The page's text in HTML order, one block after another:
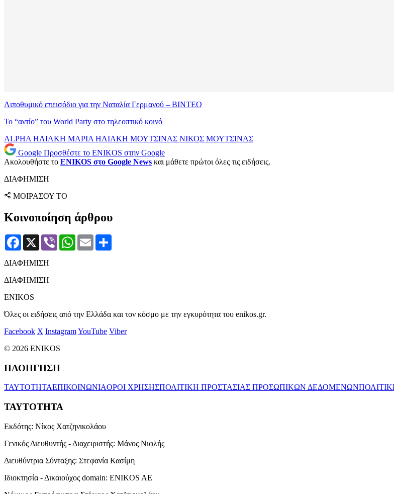
Λιποθυμικό επεισόδιο για την Ναταλία Γερμανού – BINTEO
To “αντίο” του World Party στο τηλεοπτικό κοινό
ALPHA ΗΛΙΑΚΗ ΜΑΡΙΑ ΗΛΙΑΚΗ ΜΟΥΤΣΙΝΑΣ ΝΙΚΟΣ ΜΟΥΤΣΙΝΑΣ
Google Προσθέστε το ENIKOS στην Google
Ακολουθήστε το ENIKOS στο Google News και μάθετε πρώτοι όλες τις ειδήσεις.
ΔΙΑΦΗΜΙΣΗ
ΜΟΙΡΑΣΟΥ ΤΟ
Κοινοποίηση άρθρου
Facebook
X Viber WhatsApp
Email
ΔΙΑΦΗΜΙΣΗ
ΔΙΑΦΗΜΙΣΗ
ENIKOS
Όλες οι ειδήσεις από την Ελλάδα και τον κόσμο με την εγκυρότητα του enikos.gr.
Facebook X InstagramYouTube Viber
© 2026 ENIKOS
ΠΛΟΗΓΗΣΗ
ΤΑΥΤΟΤΗΤΑΕΠΙΚΟΙΝΩΝΙΑΟΡΟΙ ΧΡΗΣΗΣΠΟΛΙΤΙΚΗ ΠΡΟΣΤΑΣΙΑΣ ΠΡΟΣΩΠΙΚΩΝ ΔΕΔΟΜΕΝΩΝ
ΤΑΥΤΟΤΗΤΑ
Εκδότης: Νίκος Χατζηνικολάου
Γενικός Διευθυντής - Διαχειριστής: Μάνος Νιφλής
Διευθύντρια Σύνταξης: Στεφανία Κασίμη
Ιδιοκτησία - Δικαιούχος domain: ENIKOS AE